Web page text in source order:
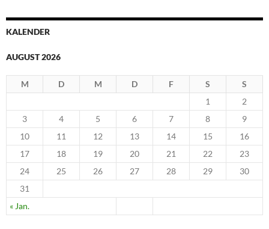
KALENDER
AUGUST 2026
M D M D F S S
« Jan.
1
2
3
4 5 6 7 8
9
10
11 12 13 14 15
16
17
18 19 20 21 22
23
24
25 26 27 28 29
30
31